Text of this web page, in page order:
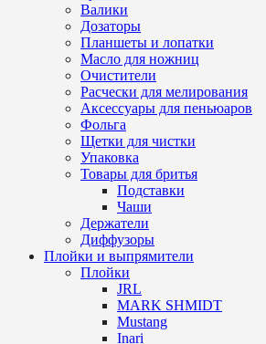
Валики
Дозаторы
Планшеты и лопатки
Масло для ножниц
Очистители
Расчески для мелирования
Аксессуары для пеньюаров
Фольга
Щетки для чистки
Упаковка
Товары для бритья
Подставки
Чаши
Держатели
Диффузоры
Плойки и выпрямители
Плойки
JRL
MARK SHMIDT
Mustang
Inari